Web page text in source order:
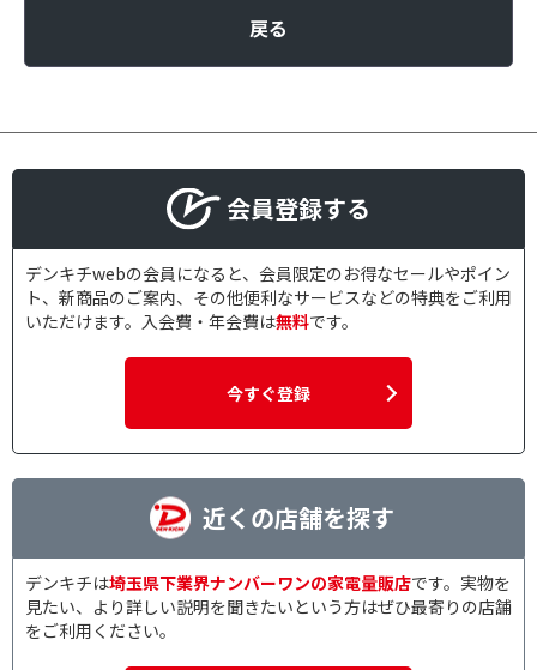
戻る
会員登録する
デンキチwebの会員になると、会員限定のお得なセールやポイン
ト、新商品のご案内、その他便利なサービスなどの特典をご利用
いただけます。入会費・年会費は無料です。
今すぐ登録
近くの店舗を探す
デンキチは埼玉県下業界ナンバーワンの家電量販店です。実物を
見たい、より詳しい説明を聞きたいという方はぜひ最寄りの店舗
をご利用ください。